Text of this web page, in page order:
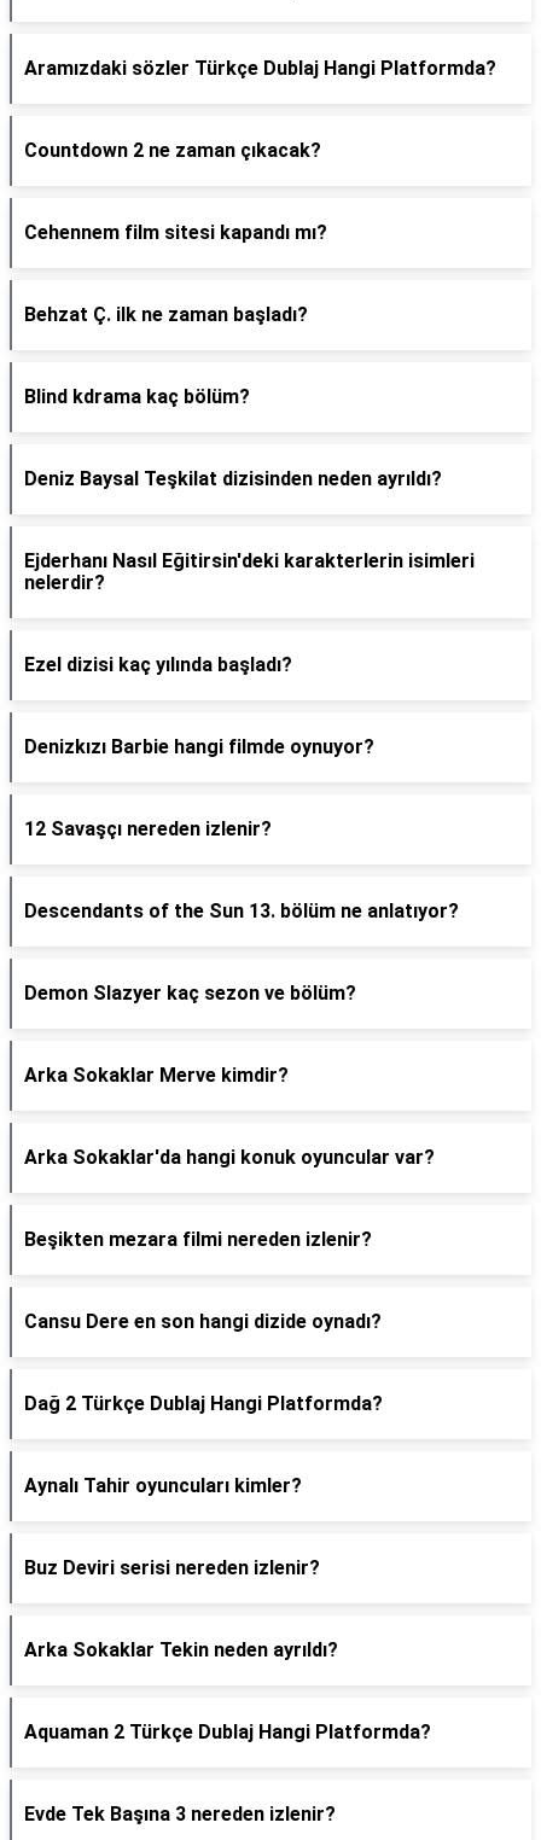
Aramızdaki sözler Türkçe Dublaj Hangi Platformda?
Countdown 2 ne zaman çıkacak?
Cehennem film sitesi kapandı mı?
Behzat Ç. ilk ne zaman başladı?
Blind kdrama kaç bölüm?
Deniz Baysal Teşkilat dizisinden neden ayrıldı?
Ejderhanı Nasıl Eğitirsin'deki karakterlerin isimleri
nelerdir?
Ezel dizisi kaç yılında başladı?
Denizkızı Barbie hangi filmde oynuyor?
12 Savaşçı nereden izlenir?
Descendants of the Sun 13. bölüm ne anlatıyor?
Demon Slazyer kaç sezon ve bölüm?
Arka Sokaklar Merve kimdir?
Arka Sokaklar'da hangi konuk oyuncular var?
Beşikten mezara filmi nereden izlenir?
Cansu Dere en son hangi dizide oynadı?
Dağ 2 Türkçe Dublaj Hangi Platformda?
Aynalı Tahir oyuncuları kimler?
Buz Deviri serisi nereden izlenir?
Arka Sokaklar Tekin neden ayrıldı?
Aquaman 2 Türkçe Dublaj Hangi Platformda?
Evde Tek Başına 3 nereden izlenir?